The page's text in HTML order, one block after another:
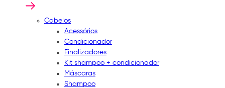
Cabelos
Acessórios
Condicionador
Finalizadores
Kit shampoo + condicionador
Máscaras
Shampoo